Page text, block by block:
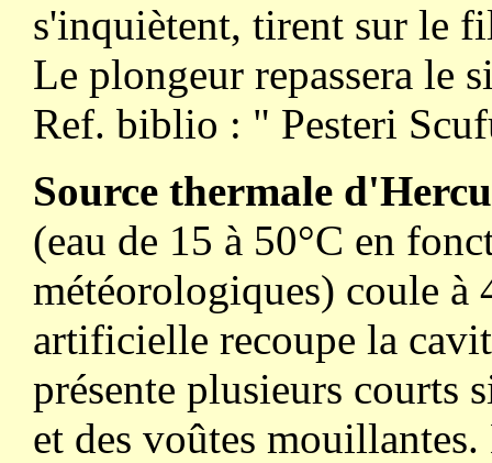
s'inquiètent, tirent sur le
Le plongeur repassera le
Ref. biblio : " Pesteri
Source thermale
(eau de 15 à 50°C en
météorologiques) coule à
artificielle recoupe la
présente plusieurs courts
et des voûtes